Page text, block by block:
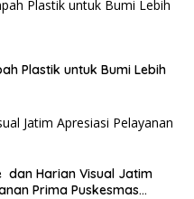
Plastik untuk Bumi Lebih
dan Harian Visual Jatim
Prima Puskesmas